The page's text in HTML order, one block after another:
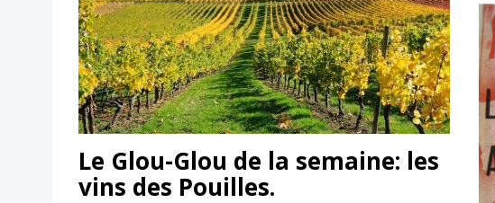
Le Glou-Glou de la semaine: les
vins des Pouilles.